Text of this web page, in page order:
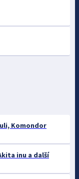
Komondor
inu a další